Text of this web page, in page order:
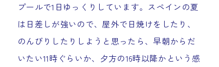
プールで1日ゆっくりしています。スペインの夏
は日差しが強いので、屋外で日焼けをしたり、
のんびりしたりしようと思ったら、早朝からだ
いたい11時ぐらいか、夕方の16時以降かという感